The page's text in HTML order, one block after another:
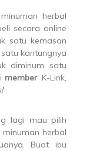
herbal
secara online
satu kemasan
kantungnya
diminum satu
K-Link,
lagi mau pilih
herbal
Buat ibu